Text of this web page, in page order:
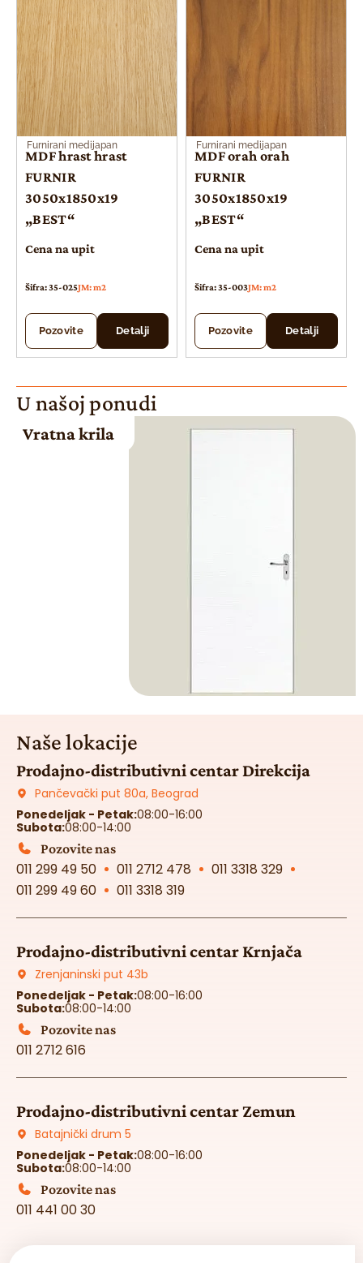
Furnirani medijapan
MDF hrast hrast
FURNIR
3050x1850x19
„BEST“
Cena na upit
Šifra: 35-025JM: m2
Pozovite Detalji
Furnirani medijapan
MDF orah orah
FURNIR
3050x1850x19
„BEST“
Cena na upit
Šifra: 35-003JM: m2
Pozovite Detalji
U našoj ponudi
Vratna krila
Naše lokacije
Prodajno-distributivni centar Direkcija
Pančevački put 80a, Beograd
Ponedeljak - Petak:08:00-16:00
Subota:08:00-14:00
Pozovite nas
011 299 49 50 011 2712 478
011 3318 329
011 299 49 60
011 3318 319
Prodajno-distributivni centar Krnjača
Zrenjaninski put 43b
Ponedeljak - Petak:08:00-16:00
Subota:08:00-14:00
Pozovite nas
011 2712 616
Prodajno-distributivni centar Zemun
Batajnički drum 5
Ponedeljak - Petak:08:00-16:00
Subota:08:00-14:00
Pozovite nas
011 441 00 30